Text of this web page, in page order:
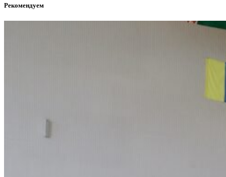
Рекомендуем